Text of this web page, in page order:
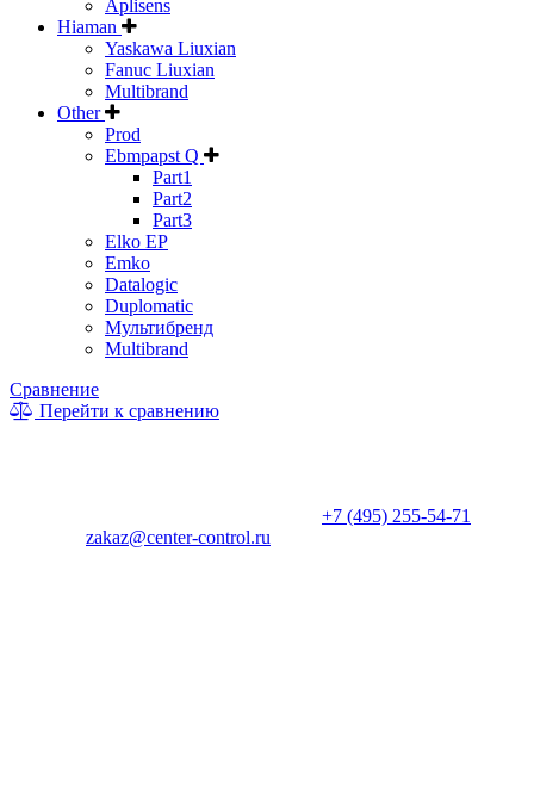
Aplisens
Hiaman
Yaskawa Liuxian
Fanuc Liuxian
Multibrand
Other
Prod
Ebmpapst Q
Part1
Part2
Part3
Elko EP
Emko
Datalogic
Duplomatic
Мультибренд
Multibrand
Сравнение
Перейти к сравнению
+7 (495) 255-54-71
zakaz@center-control.ru